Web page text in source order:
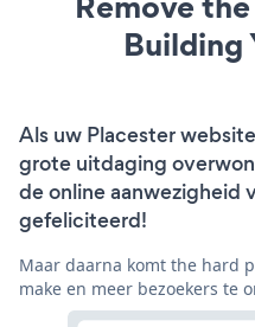
Building
Als uw Placester
grote uitdaging
de online aanwezigheid
gefeliciteerd!
Maar daarna komt the hard
make en meer bezoekers te